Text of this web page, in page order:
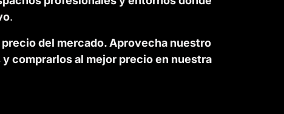
.
del mercado. Aprovecha nuestro
comprarlos al mejor precio en nuestra